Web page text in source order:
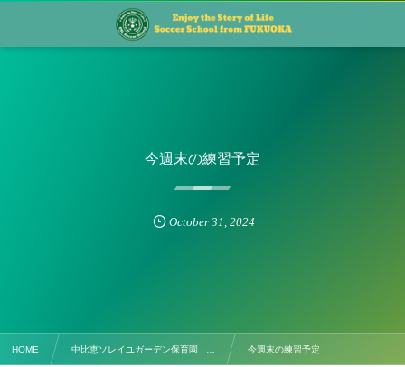
今週末の練習予定
October 31 ,2024
HOME 中比恵ソレイユガーデン保育園 , … 今週末の練習予定